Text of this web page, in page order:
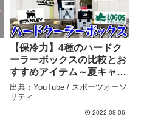
【保冷力】4種のハードク
ーラーボックスの比較とお
すすめアイテム～夏キャン
プ・釣り・お買い物で大活
躍！～ – スポーツオーソリ
出典：YouTube / スポーツオーソ
リティ
2022.08.06